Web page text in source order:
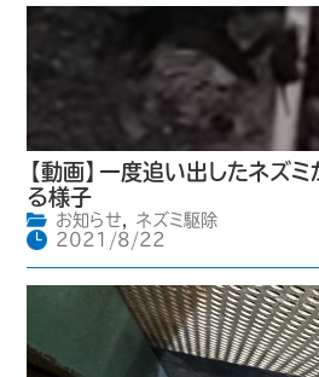
【動画】一度追い出したネズ
る様子
お知らせ,
ネズミ駆除
2021/8/22